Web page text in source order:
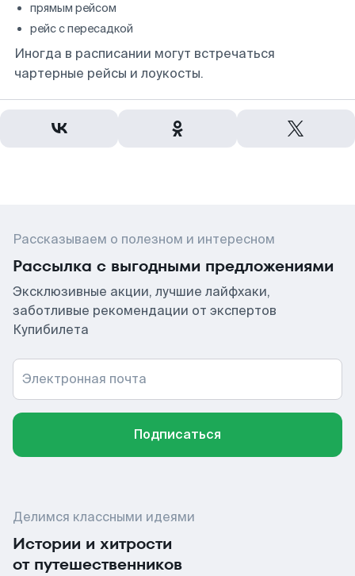
прямым рейсом
рейс с пересадкой
Иногда в расписании могут встречаться
чартерные рейсы и лоукосты.
Рассказываем о полезном и интересном
Рассылка с выгодными предложениями
Эксклюзивные акции, лучшие лайфхаки,
заботливые рекомендации от экспертов
Купибилета
Электронная почта
Подписаться
Делимся классными идеями
Истории и хитрости
от путешественников